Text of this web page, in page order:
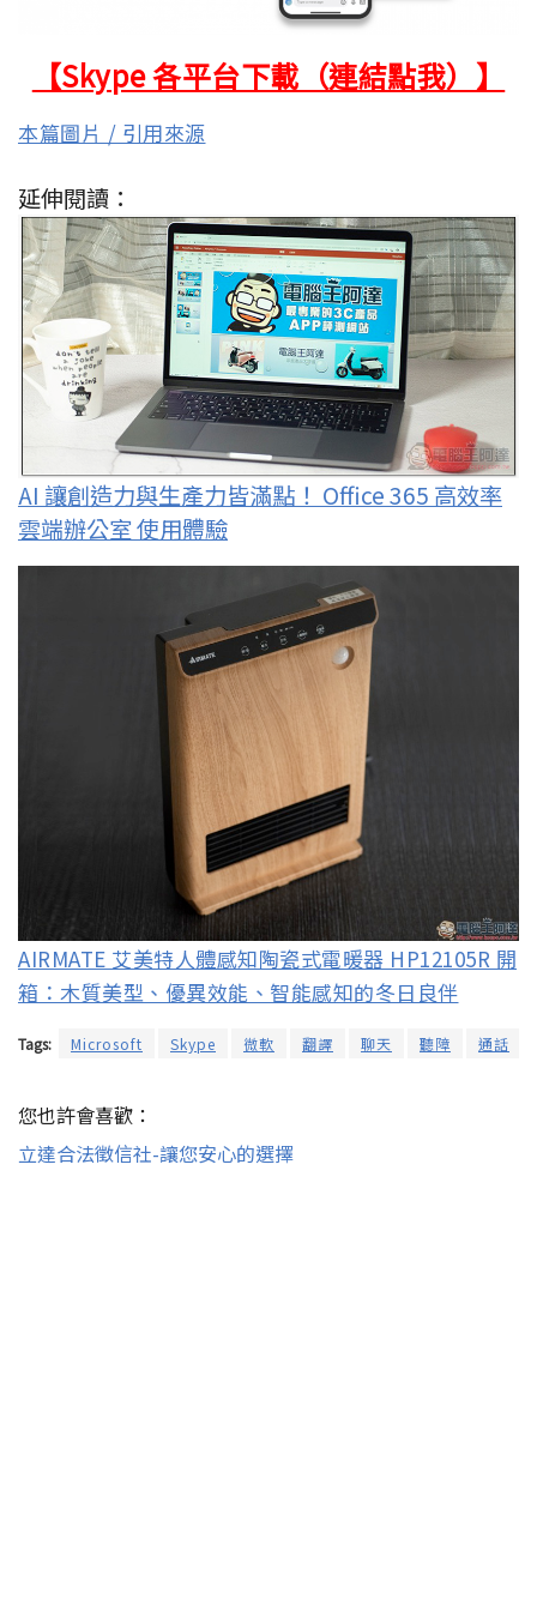
【Skype 各平台下載（連結點我）】
本篇圖片 / 引用來源
延伸閱讀：
AI 讓創造力與生產力皆滿點！ Office 365 高效率
雲端辦公室 使用體驗
AIRMATE 艾美特人體感知陶瓷式電暖器 HP12105R 開
箱：木質美型、優異效能、智能感知的冬日良伴
Tags: Microsoft Skype 微軟 翻譯 聊天 聽障 通話
您也許會喜歡：
立達合法徵信社-讓您安心的選擇